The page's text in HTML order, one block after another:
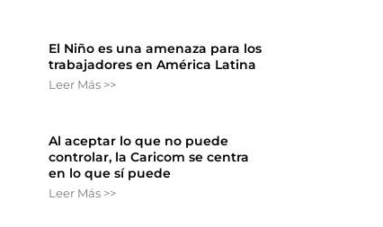
El Niño es una amenaza para los
trabajadores en América Latina
Leer Más >>
Al aceptar lo que no puede
controlar, la Caricom se centra
en lo que sí puede
Leer Más >>